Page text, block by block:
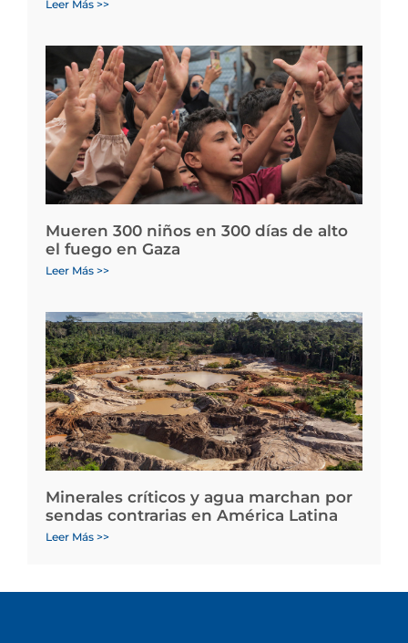
Leer Más >>
Mueren 300 niños en 300 días de alto
el fuego en Gaza
Leer Más >>
Minerales críticos y agua marchan por
sendas contrarias en América Latina
Leer Más >>